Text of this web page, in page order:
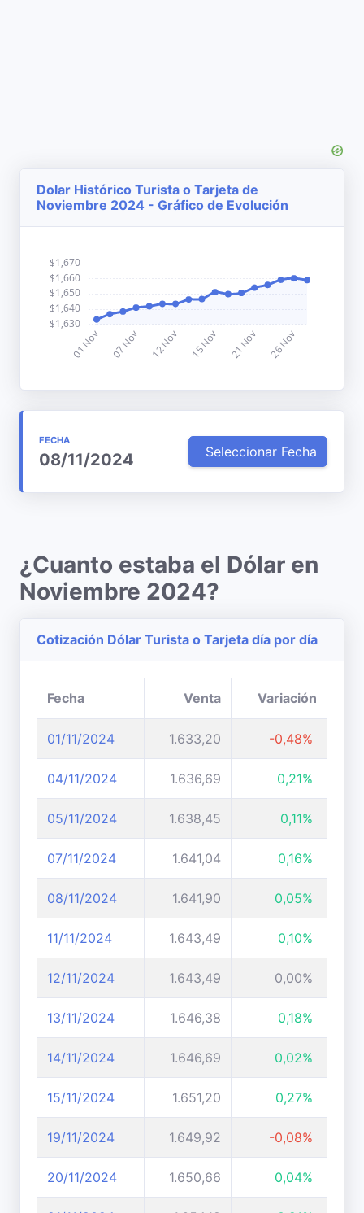
Dolar Histórico Turista o Tarjeta de
Noviembre 2024 - Gráfico de Evolución
FECHA
08/11/2024 Seleccionar Fecha
¿Cuanto estaba el Dólar en
Noviembre 2024?
Cotización Dólar Turista o Tarjeta día por día
Fecha Venta Variación
01/11/2024 1.633,20 -0,48%
04/11/2024 1.636,69 0,21%
05/11/2024 1.638,45 0,11%
07/11/2024 1.641,04 0,16%
08/11/2024 1.641,90 0,05%
11/11/2024 1.643,49 0,10%
12/11/2024 1.643,49 0,00%
13/11/2024 1.646,38 0,18%
14/11/2024 1.646,69 0,02%
15/11/2024 1.651,20 0,27%
19/11/2024 1.649,92 -0,08%
20/11/2024 1.650,66 0,04%